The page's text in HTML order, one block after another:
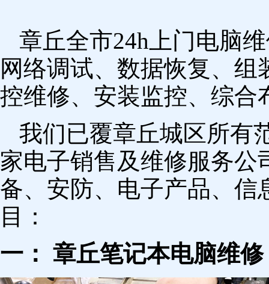
章丘全市24h上门电脑
网络调试、数据恢复、
控维修、安装监控、综合
我们已覆章丘城区所有
家电子销售及维修服务公
备、安防、电子产品、信
目：
一： 章丘笔记本电脑维修